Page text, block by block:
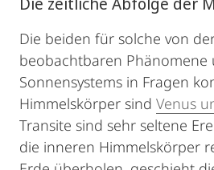
Die beiden für solche von
beobachtbaren Phänomene
Sonnensystems in Fragen
Himmelskörper sind Venus
Transite sind sehr seltene
die inneren Himmelskörper